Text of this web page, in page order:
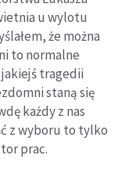
u wylotu
że można
to normalne
tragedii
staną się
każdy z nas
z wyboru to tylko
prac.